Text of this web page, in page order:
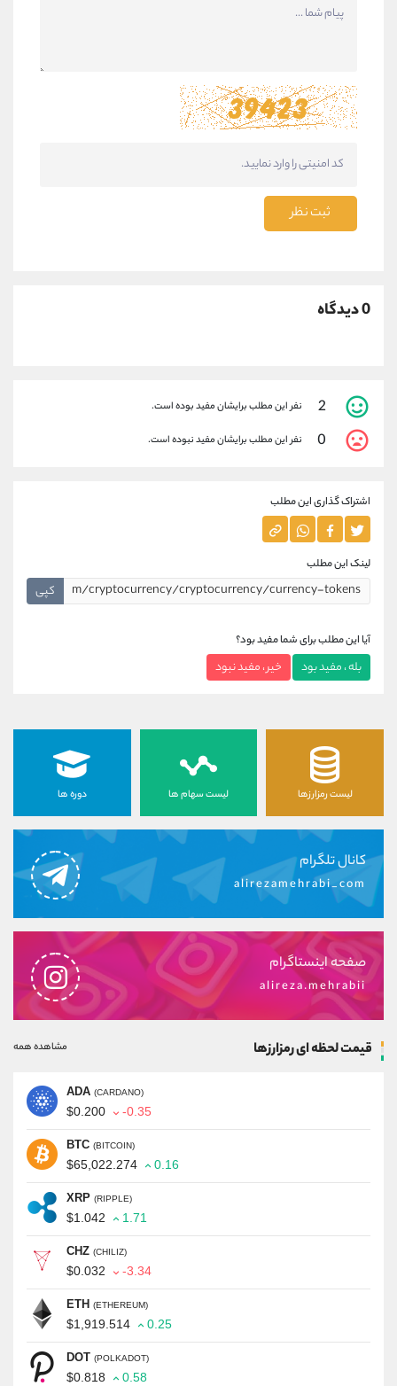
ثبت نظر
0 دیدگاه
2 نفر این مطلب برایشان مفید بوده است.
0 نفر این مطلب برایشان مفید نبوده است.
اشتراک گذاری این مطلب
لینک این مطلب
کپی
آیا این مطلب برای شما مفید بود؟
بله ، مفید بود خیر ، مفید نبود
لیست رمزارزها لیست سهام ها دوره ها
کانال تلگرام
alirezamehrabi_com
صفحه اینستاگرام
alireza.mehrabii
قیمت لحظه ای رمزارزها مشاهده همه
ADA (CARDANO)
$0.200 -0.35
BTC (BITCOIN)
$65,022.274 0.16
XRP (RIPPLE)
$1.042 1.71
CHZ (CHILIZ)
$0.032 -3.34
ETH (ETHEREUM)
$1,919.514 0.25
DOT (POLKADOT)
$0.818 0.58